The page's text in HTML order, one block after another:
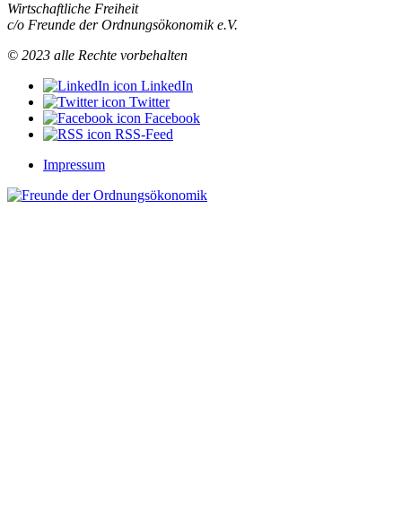
Wirtschaftliche Freiheit
c/o Freunde der Ordnungsökonomik e.V.
© 2023 alle Rechte vorbehalten
LinkedIn
Twitter
Facebook
RSS-Feed
Impressum